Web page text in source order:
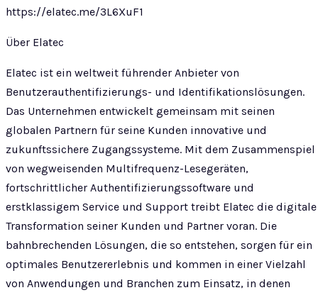
https://elatec.me/3L6XuF1
Über Elatec
Elatec ist ein weltweit führender Anbieter von
Benutzerauthentifizierungs- und Identifikationslösungen.
Das Unternehmen entwickelt gemeinsam mit seinen
globalen Partnern für seine Kunden innovative und
zukunftssichere Zugangssysteme. Mit dem Zusammenspiel
von wegweisenden Multifrequenz-Lesegeräten,
fortschrittlicher Authentifizierungssoftware und
erstklassigem Service und Support treibt Elatec die digitale
Transformation seiner Kunden und Partner voran. Die
bahnbrechenden Lösungen, die so entstehen, sorgen für ein
optimales Benutzererlebnis und kommen in einer Vielzahl
von Anwendungen und Branchen zum Einsatz, in denen